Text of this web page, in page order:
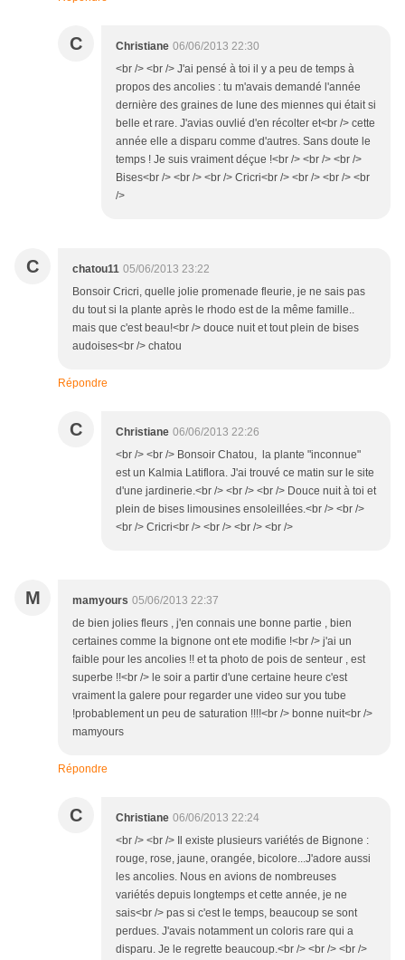
C Christiane 06/06/2013 22:30
<br /> <br /> J'ai pensé à toi il y a peu de temps à
propos des ancolies : tu m'avais demandé l'année
dernière des graines de lune des miennes qui était si
belle et rare. J'avias ouvlié d'en récolter et<br /> cette
année elle a disparu comme d'autres. Sans doute le
temps ! Je suis vraiment déçue !<br /> <br /> <br />
Bises<br /> <br /> <br /> Cricri<br /> <br /> <br /> <br
/>
C chatou11 05/06/2013 23:22
Bonsoir Cricri, quelle jolie promenade fleurie, je ne sais pas
du tout si la plante après le rhodo est de la même famille..
mais que c'est beau!<br /> douce nuit et tout plein de bises
audoises<br /> chatou
Répondre
C Christiane 06/06/2013 22:26
<br /> <br /> Bonsoir Chatou, la plante "inconnue"
est un Kalmia Latiflora. J'ai trouvé ce matin sur le site
d'une jardinerie.<br /> <br /> <br /> Douce nuit à toi et
plein de bises limousines ensoleillées.<br /> <br />
<br /> Cricri<br /> <br /> <br /> <br />
M mamyours 05/06/2013 22:37
de bien jolies fleurs , j'en connais une bonne partie , bien
certaines comme la bignone ont ete modifie !<br /> j'ai un
faible pour les ancolies !! et ta photo de pois de senteur , est
superbe !!<br /> le soir a partir d'une certaine heure c'est
vraiment la galere pour regarder une video sur you tube
!probablement un peu de saturation !!!!<br /> bonne nuit<br />
mamyours
Répondre
C Christiane 06/06/2013 22:24
<br /> <br /> Il existe plusieurs variétés de Bignone :
rouge, rose, jaune, orangée, bicolore...J'adore aussi
les ancolies. Nous en avions de nombreuses
variétés depuis longtemps et cette année, je ne
sais<br /> pas si c'est le temps, beaucoup se sont
perdues. J'avais notamment un coloris rare qui a
disparu. Je le regrette beaucoup.<br /> <br /> <br />